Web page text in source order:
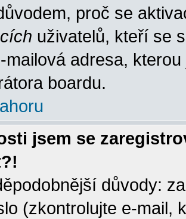
proč se
uživatelů, kteří se
mailová adresa,
boardu.
jsem se
důvody:
(zkontrolujte e-mail,